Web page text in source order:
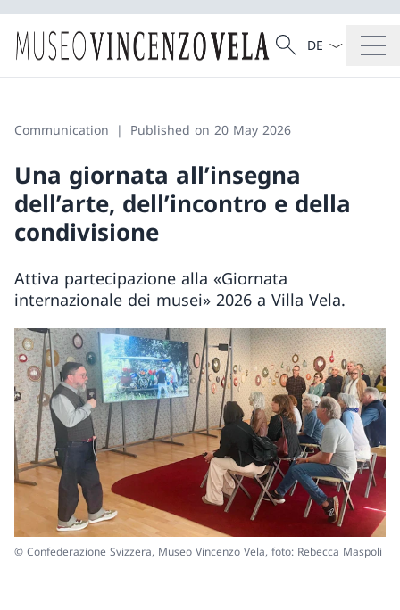
Search
Search
Language
Communication Published on 20 May 2026
Una giornata all’insegna
dell’arte, dell’incontro e della
condivisione
Attiva partecipazione alla «Giornata
internazionale dei musei» 2026 a Villa Vela.
© Confederazione Svizzera, Museo Vincenzo Vela, foto: Rebecca Maspoli